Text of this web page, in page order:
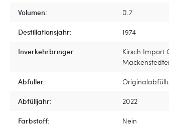
Volumen:
0.7
Destillationsjahr:
1974
Inverkehrbringer:
Kirsch Import
Abfüller:
Abfülljahr:
2022
Farbstoff:
Nein